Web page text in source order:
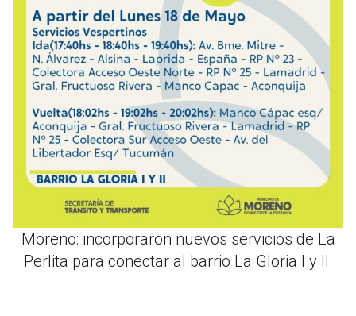
Moreno: incorporaron nuevos servicios de La
Perlita para conectar al barrio La Gloria I y II.